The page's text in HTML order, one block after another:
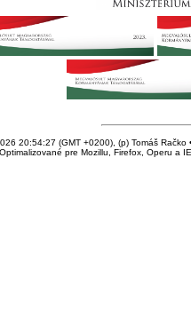
20:54:27 (GMT +0200), (p) Tomáš Račko
Optimalizované pre Mozillu, Firefox, Operu a